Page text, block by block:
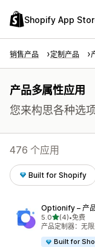
Shopify App
销售产品 定制产品
产品多属性应用
您来构思各种选
476 个应用
Built for Shopify
Optionify – 产
5.0星（满分 5 星）
(4)
总共 4 条评论
•免费
产品定制器：无
Built for